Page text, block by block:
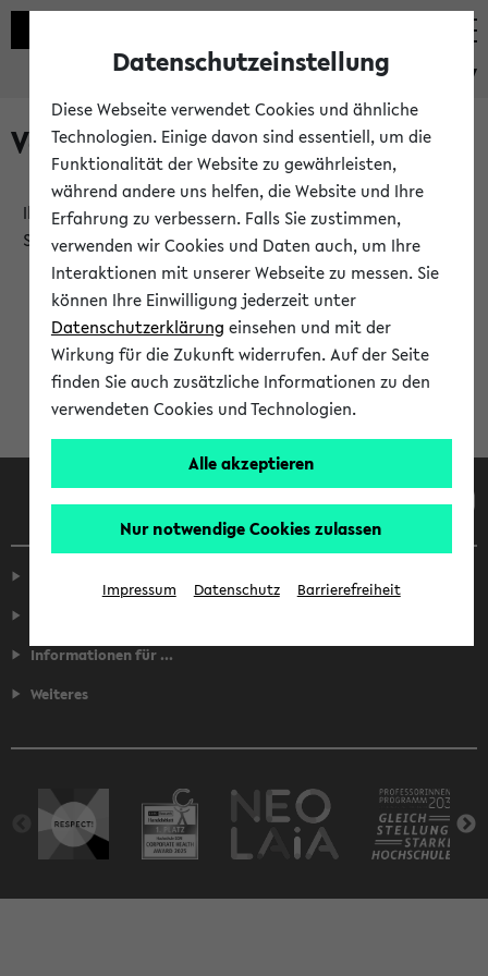
eKVV
Verlauf
Ihr Verlauf ist leer. Er wird sich im Verlauf Ihrer eKVV
Sitzung füllen.
Informationen für ...
Weiteres
Datenschutzeinstellung
Diese Webseite verwendet Cookies und ähnliche
Technologien. Einige davon sind essentiell, um die
Funktionalität der Website zu gewährleisten,
während andere uns helfen, die Website und Ihre
Erfahrung zu verbessern. Falls Sie zustimmen,
verwenden wir Cookies und Daten auch, um Ihre
Interaktionen mit unserer Webseite zu messen. Sie
können Ihre Einwilligung jederzeit unter
Datenschutzerklärung einsehen und mit der
Wirkung für die Zukunft widerrufen. Auf der Seite
finden Sie auch zusätzliche Informationen zu den
verwendeten Cookies und Technologien.
Alle akzeptieren
Nur notwendige Cookies zulassen
Impressum Datenschutz Barrierefreiheit